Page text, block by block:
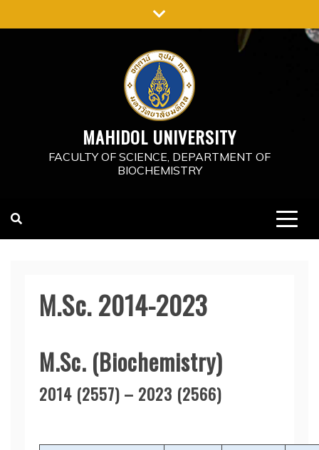
to
MAHIDOL UNIVERSITY
FACULTY OF SCIENCE, DEPARTMENT OF
BIOCHEMISTRY
M.Sc. 2014-2023
M.Sc. (Biochemistry)
2014 (2557) – 2023 (2566)